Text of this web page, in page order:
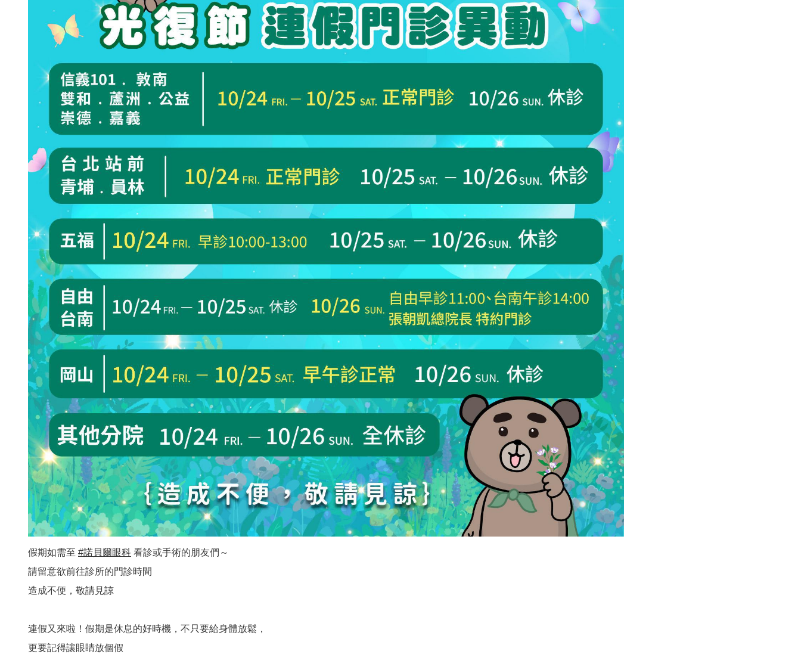
假期如需至 #諾貝爾眼科 看診或手術的朋友們～
請留意欲前往診所的門診時間
造成不便，敬請見諒
連假又來啦！假期是休息的好時機，不只要給身體放鬆，
更要記得讓眼睛放個假